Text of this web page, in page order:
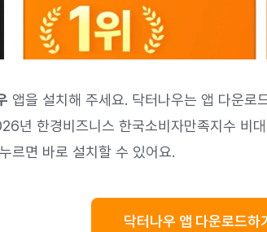
앱을 설치해 주세요. 닥터나우는 앱 다운
년 한경비즈니스 한국소비자만족지수 비
르면 바로 설치할 수 있어요.
닥터나우 앱 다운로드하